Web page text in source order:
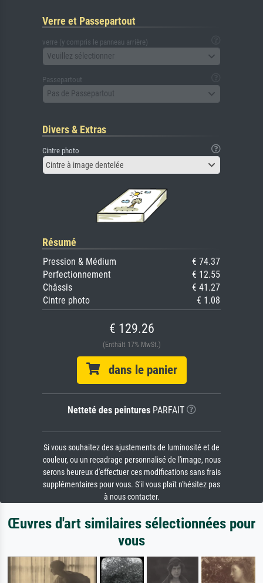
Verre et Passepartout
verre (y compris le panneau arrière)
Veuillez sélectionner
Passepartout
Pas de Passepartout
Divers & Extras
Cintre photo
Cintre à image dentelée
Résumé
Pression & Médium
€ 74.37
Perfectionnement
€ 12.55
Châssis
€ 41.27
Cintre photo
€ 1.08
€ 129.26
(Enthält 17% MwSt.)
dans le panier
Netteté des peinturesPARFAIT
Si vous souhaitez des ajustements de luminosité et de
couleur, ou un recadrage personnalisé de l'image, nous
serons heureux d'effectuer ces modifications sans frais
supplémentaires pour vous. S'il vous plaît n'hésitez pas
à nous contacter.
Œuvres d'art similaires sélectionnées pour
vous